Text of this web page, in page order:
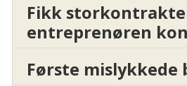
Fikk
entreprenøren
Første mislykkede